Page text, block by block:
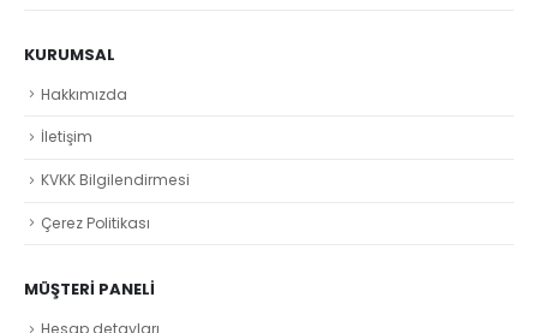
KURUMSAL
Hakkımızda
İletişim
KVKK Bilgilendirmesi
Çerez Politikası
MÜŞTERI PANELI